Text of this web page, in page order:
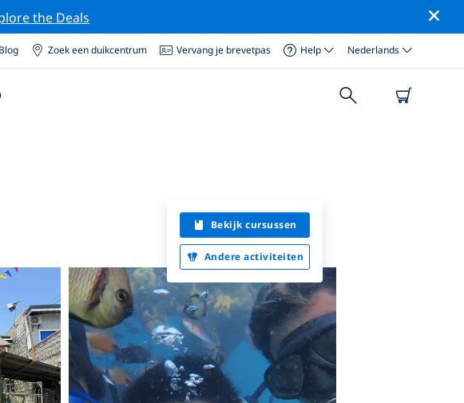
the Deals
Blog Zoek een duikcentrum Vervang je brevetpas Help Nederlands
Bekijk cursussen
Andere activiteiten